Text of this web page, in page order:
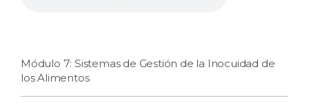
Módulo 7: Sistemas de Gestión de la Inocuidad de
los Alimentos